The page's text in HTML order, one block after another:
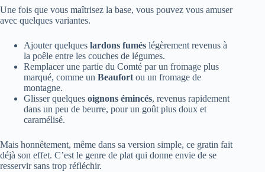
Une fois que vous maîtrisez la base, vous pouvez vous amuser
avec quelques variantes.
Ajouter quelques lardons fumés légèrement revenus à
la poêle entre les couches de légumes.
Remplacer une partie du Comté par un fromage plus
marqué, comme un Beaufort ou un fromage de
montagne.
Glisser quelques oignons émincés, revenus rapidement
dans un peu de beurre, pour un goût plus doux et
caramélisé.
Mais honnêtement, même dans sa version simple, ce gratin fait
déjà son effet. C’est le genre de plat qui donne envie de se
resservir sans trop réfléchir.